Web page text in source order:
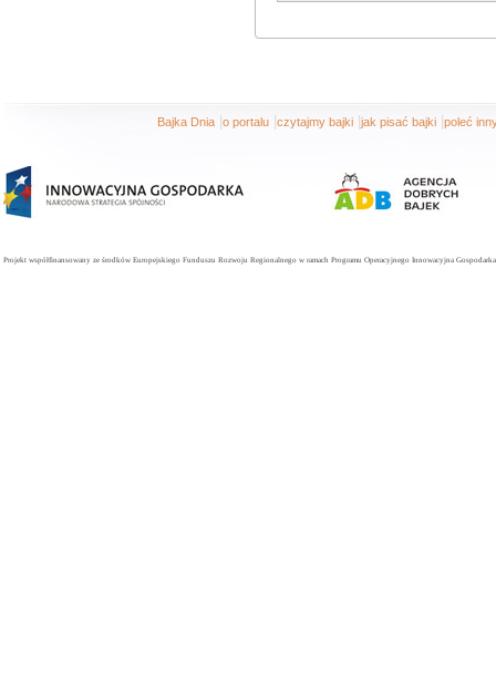
Bajka Dnia o portalu czytajmy bajki jak pisać bajki poleć
Projekt współfinansowany ze środków Europejskiego Funduszu Rozwoju Regionalnego w ramach Programu Operacyjnego Innowacyjna